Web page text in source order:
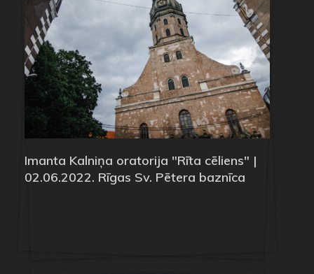
Imanta Kalniņa oratorija "Rīta cēliens" |
02.06.2022. Rīgas Sv. Pētera baznīca